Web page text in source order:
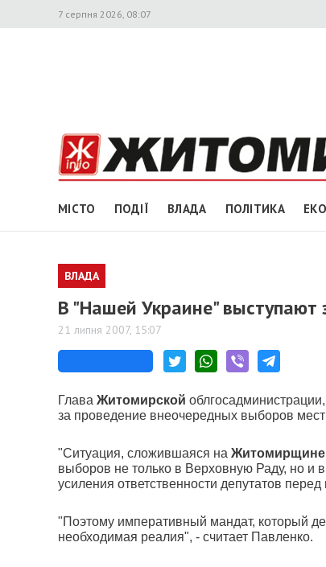
7 серпня 2026, 08:07
МІСТО ПОДІЇ ВЛАДА ПОЛІТИКА
ВЛАДА
В "Нашей Украине"
21 липня 2007, 15:07
Глава Житомирской
за проведение внеочередных выборов
"Ситуация, сложившаяся на Житомирщине
выборов не только в Верховную Раду, но и
усиления ответственности депутатов
"Поэтому императивный мандат, который
необходимая реалия", - считает Павленко.